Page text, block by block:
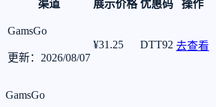
渠道 展示价格 优惠码 操作
GamsGo
更新：2026/08/07
¥31.25 DTT92 去查看
GamsGo